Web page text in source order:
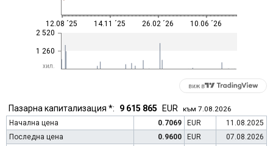
хил.
1 260
2 520
12.08 ´25 14.11 ´25 26.02 ´26 10.06 ´26
виж в
Пазарна капитализация *: 9 615 865 EUR към 7.08.2026
Начална цена
0.7069 EUR
11.08.2025
Последна цена
0.9600 EUR
07.08.2026